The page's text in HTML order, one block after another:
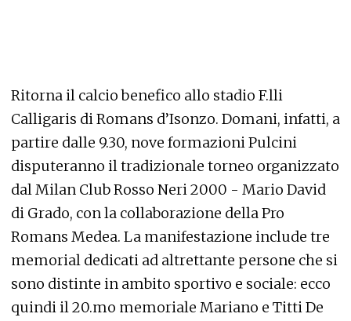
Ritorna il calcio benefico allo stadio F.lli
Calligaris di Romans d’Isonzo. Domani, infatti, a
partire dalle 9.30, nove formazioni Pulcini
disputeranno il tradizionale torneo organizzato
dal Milan Club Rosso Neri 2000 - Mario David
di Grado, con la collaborazione della Pro
Romans Medea. La manifestazione include tre
memorial dedicati ad altrettante persone che si
sono distinte in ambito sportivo e sociale: ecco
quindi il 20.mo memoriale Mariano e Titti De